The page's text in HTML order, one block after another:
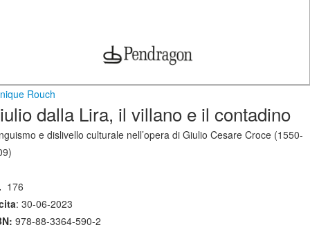
Rouch
dalla Lira, il villano e il contadino
e dislivello culturale nell’opera di Giulio Cesare Croce (1550-
176
: 30-06-2023
978-88-3364-590-2